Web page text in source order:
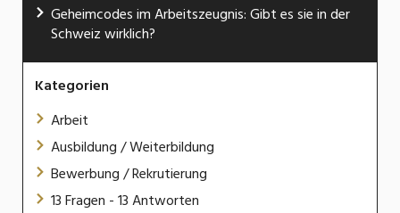
Geheimcodes im Arbeitszeugnis: Gibt es sie in der
Schweiz wirklich?
Kategorien
Arbeit
Ausbildung / Weiterbildung
Bewerbung / Rekrutierung
13 Fragen - 13 Antworten